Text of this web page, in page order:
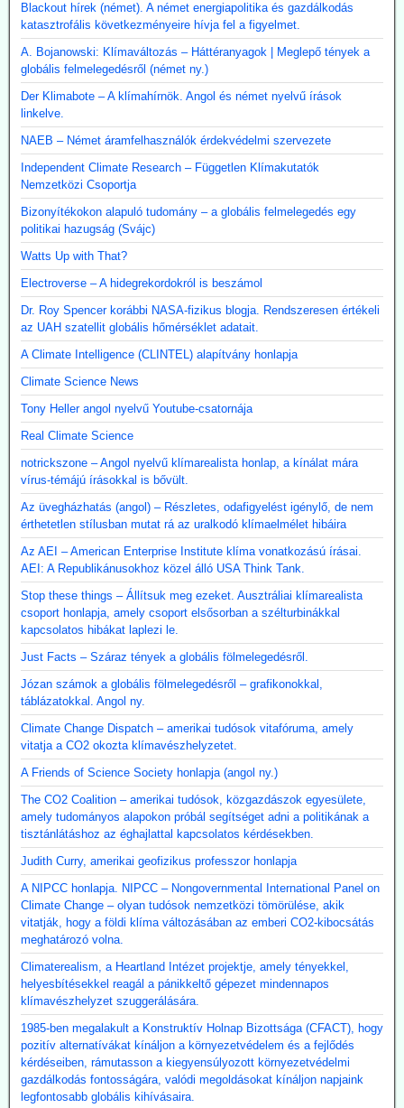
Blackout hírek (német). A német energiapolitika és gazdálkodás
katasztrofális következményeire hívja fel a figyelmet.
A. Bojanowski: Klímaváltozás – Háttéranyagok | Meglepő tények a
globális felmelegedésről (német ny.)
Der Klimabote – A klímahírnök. Angol és német nyelvű írások
linkelve.
NAEB – Német áramfelhasználók érdekvédelmi szervezete
Independent Climate Research – Független Klímakutatók
Nemzetközi Csoportja
Bizonyítékokon alapuló tudomány – a globális felmelegedés egy
politikai hazugság (Svájc)
Watts Up with That?
Electroverse – A hidegrekordokról is beszámol
Dr. Roy Spencer korábbi NASA-fizikus blogja. Rendszeresen értékeli
az UAH szatellit globális hőmérséklet adatait.
A Climate Intelligence (CLINTEL) alapítvány honlapja
Climate Science News
Tony Heller angol nyelvű Youtube-csatornája
Real Climate Science
notrickszone – Angol nyelvű klímarealista honlap, a kínálat mára
vírus-témájú írásokkal is bővült.
Az üvegházhatás (angol) – Részletes, odafigyelést igénylő, de nem
érthetetlen stílusban mutat rá az uralkodó klímaelmélet hibáira
Az AEI – American Enterprise Institute klíma vonatkozású írásai.
AEI: A Republikánusokhoz közel álló USA Think Tank.
Stop these things – Állítsuk meg ezeket. Ausztráliai klímarealista
csoport honlapja, amely csoport elsősorban a szélturbinákkal
kapcsolatos hibákat laplezi le.
Just Facts – Száraz tények a globális fölmelegedésről.
Józan számok a globális fölmelegedésről – grafikonokkal,
táblázatokkal. Angol ny.
Climate Change Dispatch – amerikai tudósok vitafóruma, amely
vitatja a CO2 okozta klímavészhelyzetet.
A Friends of Science Society honlapja (angol ny.)
The CO2 Coalition – amerikai tudósok, közgazdászok egyesülete,
amely tudományos alapokon próbál segítséget adni a politikának a
tisztánlátáshoz az éghajlattal kapcsolatos kérdésekben.
Judith Curry, amerikai geofizikus professzor honlapja
A NIPCC honlapja. NIPCC – Nongovernmental International Panel on
Climate Change – olyan tudósok nemzetközi tömörülése, akik
vitatják, hogy a földi klíma változásában az emberi CO2-kibocsátás
meghatározó volna.
Climaterealism, a Heartland Intézet projektje, amely tényekkel,
helyesbítésekkel reagál a pánikkeltő gépezet mindennapos
klímavészhelyzet szuggerálására.
1985-ben megalakult a Konstruktív Holnap Bizottsága (CFACT), hogy
pozitív alternatívákat kínáljon a környezetvédelem és a fejlődés
kérdéseiben, rámutasson a kiegyensúlyozott környezetvédelmi
gazdálkodás fontosságára, valódi megoldásokat kínáljon napjaink
legfontosabb globális kihívásaira.